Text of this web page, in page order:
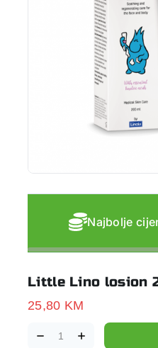
Najbolje
Little Lino losion
25,80 KM